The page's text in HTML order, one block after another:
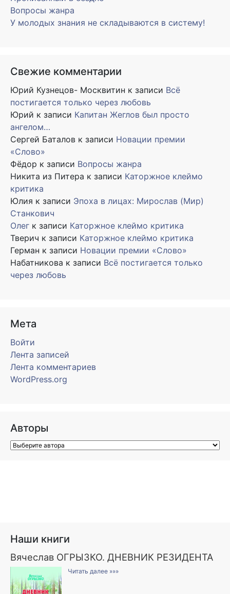
Вопросы жанра
У молодых знания не складываются в систему!
Свежие комментарии
Юрий Кузнецов- Москвитин к записи Всё
постигается только через любовь
Юрий к записи Капитан Жеглов был просто
ангелом…
Сергей Баталов к записи Новации премии
«Слово»
Фёдор к записи Вопросы жанра
Никита из Питера к записи Каторжное клеймо
критика
Юлия к записи Эпоха в лицах: Мирослав (Мир)
Станкович
Олег к записи Каторжное клеймо критика
Тверич к записи Каторжное клеймо критика
Герман к записи Новации премии «Слово»
Набатникова к записи Всё постигается только
через любовь
Мета
Войти
Лента записей
Лента комментариев
WordPress.org
Авторы
Наши книги
Вячеслав ОГРЫЗКО. ДНЕВНИК РЕЗИДЕНТА
Читать далее »»»